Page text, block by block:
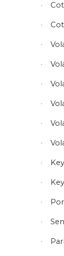
·
·
·
·
·
·
·
·
·
·
·
·
·